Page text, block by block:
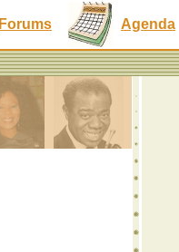
Forums Agenda